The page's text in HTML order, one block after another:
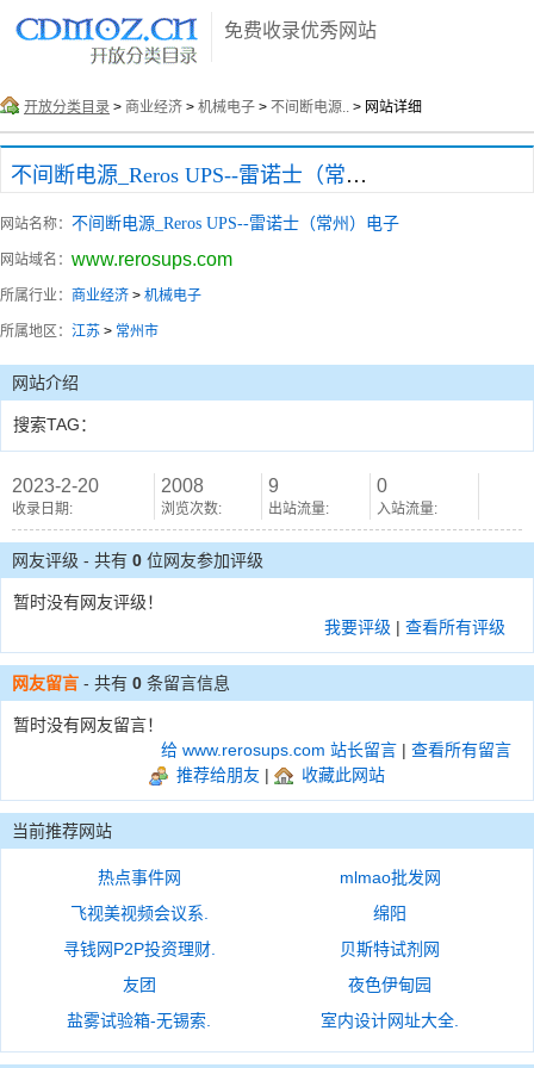
免费收录优秀网站
开放分类目录 > 商业经济 > 机械电子 > 不间断电源.. > 网站详细
不间断电源_Reros UPS--雷诺士（常州）电子
网站名称： 不间断电源_Reros UPS--雷诺士（常州）电子
网站域名： www.rerosups.com
所属行业： 商业经济 > 机械电子
所属地区： 江苏 > 常州市
网站介绍
搜索TAG：
2023-2-20
收录日期:
2008
浏览次数:
9
出站流量:
0
入站流量:
网友评级 - 共有 0 位网友参加评级
暂时没有网友评级！
我要评级 | 查看所有评级
网友留言 - 共有 0 条留言信息
暂时没有网友留言！
给 www.rerosups.com 站长留言 | 查看所有留言
推荐给朋友 | 收藏此网站
当前推荐网站
热点事件网
mlmao批发网
飞视美视频会议系.
绵阳
寻钱网P2P投资理财.
贝斯特试剂网
友团
夜色伊甸园
盐雾试验箱-无锡索.
室内设计网址大全.